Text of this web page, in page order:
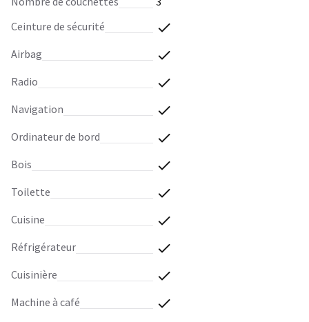
ceinture de sécurité
airbag
radio
navigation
ordinateur de bord
bois
toilette
cuisine
réfrigérateur
cuisinière
machine à café